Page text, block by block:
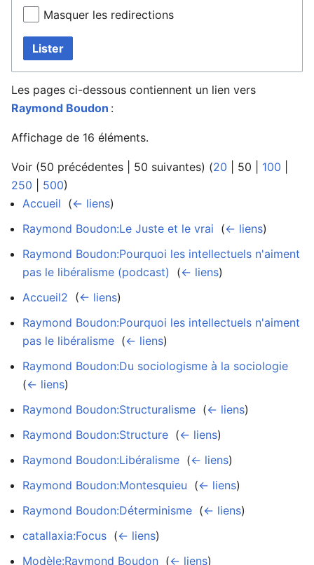
Masquer les redirections
Lister
Les pages ci-dessous contiennent un lien vers
Raymond Boudon :
Affichage de 16 éléments.
Voir (50 précédentes 50 suivantes) (20 50 100
250
500)
Accueil (← liens)
Raymond Boudon:Le Juste et le vrai (← liens)
Raymond Boudon:Pourquoi les intellectuels n'aiment
pas le libéralisme (podcast)
(← liens)
Accueil2 (← liens)
Raymond Boudon:Pourquoi les intellectuels n'aiment
pas le libéralisme (← liens)
Raymond Boudon:Du sociologisme à la sociologie
(← liens)
Raymond Boudon:Structuralisme (← liens)
Raymond Boudon:Structure (← liens)
Raymond Boudon:Libéralisme (← liens)
Raymond Boudon:Montesquieu (← liens)
Raymond Boudon:Déterminisme (← liens)
catallaxia:Focus (← liens)
Modèle:Raymond Boudon (← liens)